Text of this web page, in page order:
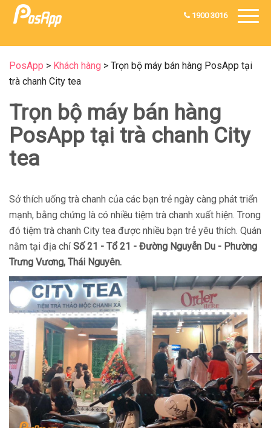
1900 3016
PosApp > Khách hàng > Trọn bộ máy bán hàng PosApp tại
trà chanh City tea
Trọn bộ máy bán hàng
PosApp tại trà chanh City
tea
Sở thích uống trà chanh của các bạn trẻ ngày càng phát triển
mạnh, bằng chứng là có nhiều tiệm trà chanh xuất hiện. Trong
đó tiệm trà chanh City tea được nhiều bạn trẻ yêu thích. Quán
nằm tại địa chỉ Số 21 - Tổ 21 - Đường Nguyễn Du - Phường
Trưng Vương, Thái Nguyên.